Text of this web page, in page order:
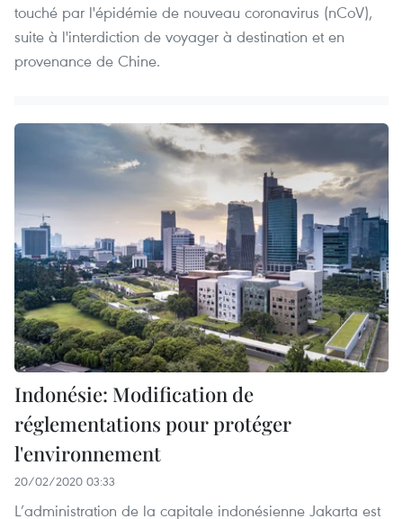
touché par l'épidémie de nouveau coronavirus (nCoV),
suite à l'interdiction de voyager à destination et en
provenance de Chine.
Indonésie: Modification de
réglementations pour protéger
l'environnement
20/02/2020 03:33
L’administration de la capitale indonésienne Jakarta est